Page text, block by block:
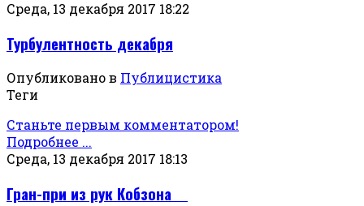
Среда, 13 декабря 2017 18:22
Турбулентность декабря
Опубликовано в Публицистика
Теги
Станьте первым комментатором!
Подробнее ...
Среда, 13 декабря 2017 18:13
Гран-при из рук Кобзона